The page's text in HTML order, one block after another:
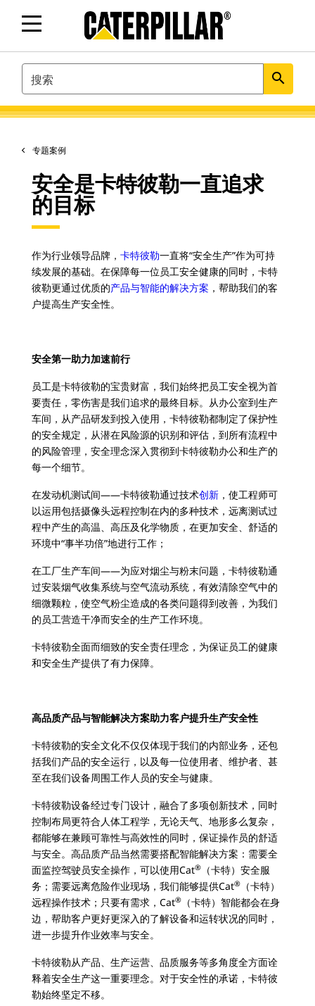
SEARCH search
专题案例
安全是卡特彼勒一直追求
的目标
作为行业领导品牌， 卡特彼勒一直将“安全生产”作为可持
续发展的基础。在保障每一位员工安全健康的同时，卡特
彼勒更通过优质的产品与智能的解决方案 ，帮助我们的客
户提高生产安全性。
安全第一助力加速前行
员工是卡特彼勒的宝贵财富，我们始终把员工安全视为首
要责任，零伤害是我们追求的最终目标。从办公室到生产
车间，从产品研发到投入使用，卡特彼勒都制定了保护性
的安全规定，从潜在风险源的识别和评估，到所有流程中
的风险管理，安全理念深入贯彻到卡特彼勒办公和生产的
每一个细节。
在发动机测试间——卡特彼勒通过技术创新 ，使工程师可
以运用包括摄像头远程控制在内的多种技术，远离测试过
程中产生的高温、高压及化学物质，在更加安全、舒适的
环境中“事半功倍”地进行工作；
在工厂生产车间——为应对烟尘与粉末问题，卡特彼勒通
过安装烟气收集系统与空气流动系统，有效清除空气中的
细微颗粒，使空气粉尘造成的各类问题得到改善，为我们
的员工营造干净而安全的生产工作环境。
卡特彼勒全面而细致的安全责任理念，为保证员工的健康
和安全生产提供了有力保障。
高品质产品与智能解决方案助力客户提升生产安全性
卡特彼勒的安全文化不仅仅体现于我们的内部业务，还包
括我们产品的安全运行，以及每一位使用者、维护者、甚
至在我们设备周围工作人员的安全与健康。
卡特彼勒设备经过专门设计，融合了多项创新技术，同时
控制布局更符合人体工程学，无论天气、地形多么复杂，
都能够在兼顾可靠性与高效性的同时，保证操作员的舒适
与安全。高品质产品当然需要搭配智能解决方案：需要全
面监控驾驶员安全操作，可以使用Cat®
（卡特）安全服
务；需要远离危险作业现场，我们能够提供Cat®
（卡特）
远程操作技术；只要有需求，Cat®
（卡特）智能都会在身
边，帮助客户更好更深入的了解设备和运转状况的同时，
进一步提升作业效率与安全。
卡特彼勒从产品、生产运营、品质服务等多角度全方面诠
释着安全生产这一重要理念。对于安全性的承诺，卡特彼
勒始终坚定不移。